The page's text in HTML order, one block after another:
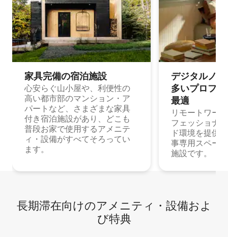
家具完備の宿⁠泊⁠施⁠設
心安らぐ山小屋や、利便性の
高い都市部のマンション・ア
パートなど、さまざまな家具
付き宿泊施設があり、どこも
普段お家で使用するアメニテ
ィ・設備がすべてそろってい
ます。
デジタルノ
多⁠いプ⁠ロ⁠フ⁠
最⁠適
リモートワー
フェッショナ
ド環境を提供
事専用スペー
施設です。
長期滞在向け⁠のア⁠メ⁠ニ⁠テ⁠ィ⁠・設⁠備⁠およ
び特⁠典